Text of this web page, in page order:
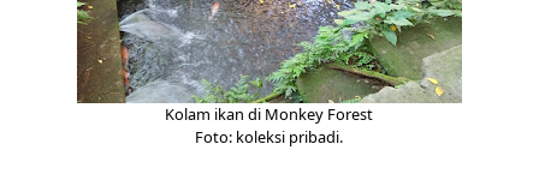
Kolam ikan di Monkey Forest
Foto: koleksi pribadi.